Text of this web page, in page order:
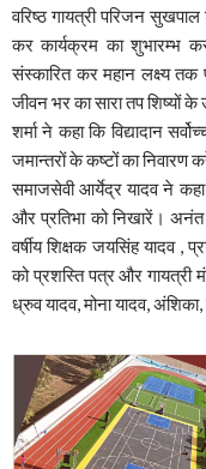
वरिष्ठ गायत्री परिजन
कर कार्यक्रम का शुभारम्भ
संस्कारित कर महान लक्ष्य तक
जीवन भर का सारा तप शिष्यों के
शर्मा ने कहा कि विद्यादान
जमान्तरों के कष्टों का निवारण
समाजसेवी आर्येद्र यादव ने कहा
और प्रतिभा को निखारें।
वर्षीय शिक्षक जयसिंह यादव ,
को प्रशस्ति पत्र और गायत्री
ध्रुव यादव, मोना यादव,